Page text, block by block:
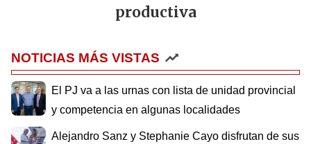
productiva
NOTICIAS MÁS VISTAS
El PJ va a las urnas con lista de unidad provincial
y competencia en algunas localidades
Alejandro Sanz y Stephanie Cayo disfrutan de sus